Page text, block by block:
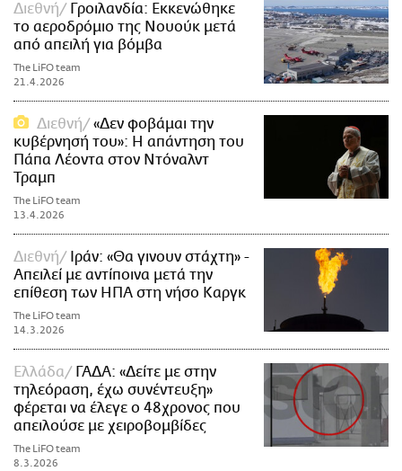
Διεθνή
Γροιλανδία: Εκκενώθηκε
το αεροδρόμιο της Νουούκ μετά
από απειλή για βόμβα
The LiFO team
21.4.2026
Διεθνή
«Δεν φοβάμαι την
κυβέρνησή του»: Η απάντηση του
Πάπα Λέοντα στον Ντόναλντ
Τραμπ
The LiFO team
13.4.2026
Διεθνή
Ιράν: «Θα γινουν στάχτη» -
Απειλεί με αντίποινα μετά την
επίθεση των ΗΠΑ στη νήσο Καργκ
The LiFO team
14.3.2026
Ελλάδα
ΓΑΔΑ: «Δείτε με στην
τηλεόραση, έχω συνέντευξη»
φέρεται να έλεγε ο 48χρονος που
απειλούσε με χειροβομβίδες
The LiFO team
8.3.2026